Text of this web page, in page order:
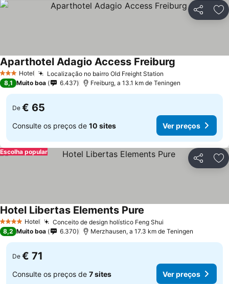
Partilhar
3 EstrelasHotel Localização no bairro Old Freight Station
Aparthotel Adagio Access Freiburg
8,1 Muito boa 6.437 Freiburg, a 13.1 km de Teningen
De € 65
Consulte os preços de 10 sites Ver preços
Partilhar
Escolha popular
4 EstrelasHotel Conceito de design holístico Feng Shui
Hotel Libertas Elements Pure
8,2 Muito boa 6.370 Merzhausen, a 17.3 km de Teningen
De € 71
Consulte os preços de 7 sites Ver preços